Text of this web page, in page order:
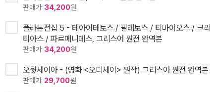
판매가 34,200원
플라톤전집 5 - 테아이테토스 / 필레보스 / 티마이오스 / 크리
티아스 / 파르메니데스, 그리스어 원전 완역본
판매가 34,200원
오뒷세이아 - (영화 <오디세이> 원작) 그리스어 원전 완역본
판매가 29,700원